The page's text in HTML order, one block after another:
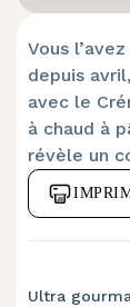
Vous
depuis
avec le
à chaud à
révèle un
Ultra